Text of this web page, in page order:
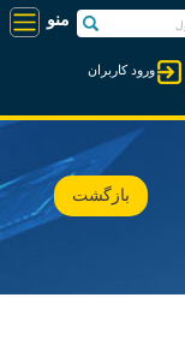
ورود کاربران
بازگشت